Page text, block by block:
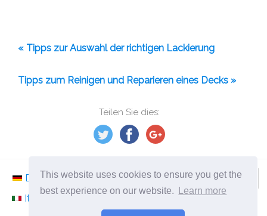
This website uses cookies to ensure you get the
best experience on our website.
Learn more
Teilen Sie dies:
« Tipps zur Auswahl der richtigen Lackierung
Tipps zum Reinigen und Reparieren eines Decks »
Deutsch Nederlands Svenska
Norsk
Italiano
Español Românesc